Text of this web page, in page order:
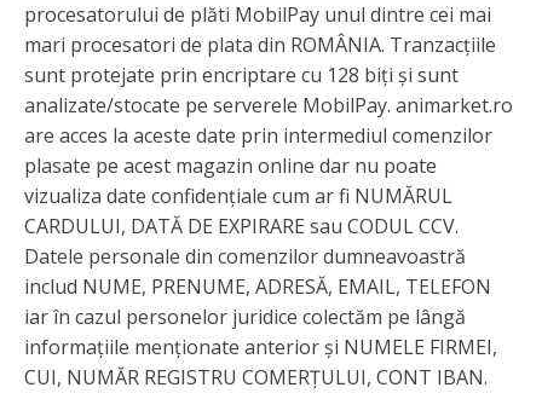
procesatorului de plăti MobilPay unul dintre cei mai
mari procesatori de plata din ROMÂNIA. Tranzacțiile
sunt protejate prin encriptare cu 128 biți și sunt
analizate/stocate pe serverele MobilPay. animarket.ro
are acces la aceste date prin intermediul comenzilor
plasate pe acest magazin online dar nu poate
vizualiza date confidențiale cum ar fi NUMĂRUL
CARDULUI, DATĂ DE EXPIRARE sau CODUL CCV.
Datele personale din comenzilor dumneavoastră
includ NUME, PRENUME, ADRESĂ, EMAIL, TELEFON
iar în cazul personelor juridice colectăm pe lângă
informațiile menționate anterior și NUMELE FIRMEI,
CUI, NUMĂR REGISTRU COMERȚULUI, CONT IBAN.